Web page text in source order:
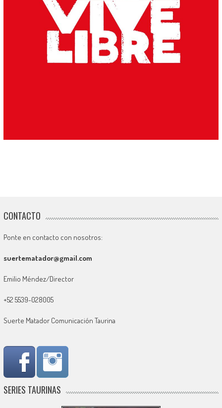
CONTACTO
Ponte en contacto con nosotros:
suertematador@gmail.com
Emilio Méndez/Director
+52 5539-028005
Suerte Matador Comunicación Taurina
SERIES TAURINAS